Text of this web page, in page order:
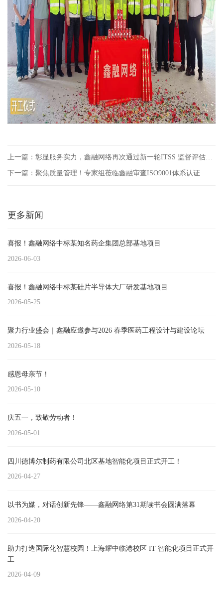
上一篇：彰显服务实力，鑫融网络再次通过新一轮ITSS 监督评估检查
下一篇：聚焦质量管理！专家组莅临鑫融审查ISO9001体系认证
更多新闻
喜报！鑫融网络中标某知名药企集团总部基地项目
2026-06-03
喜报！鑫融网络中标某硅片半导体大厂研发基地项目
2026-05-25
聚力行业盛会｜鑫融应邀参与2026 春季医药工程设计与建设论坛
2026-05-18
感恩母亲节！
2026-05-10
庆五一，致敬劳动者！
2026-05-01
四川德博尔制药有限公司北区基地智能化项目正式开工！
2026-04-27
以书为媒，对话创新先锋——鑫融网络第31期读书会圆满落幕
2026-04-20
助力打造国际化智慧校园！上海耀中临港校区 IT 智能化项目正式开
工
2026-04-09